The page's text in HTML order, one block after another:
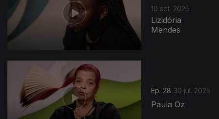
10 set. 2025
Lizidória
Mendes
Ep. 28 30 jul. 2025
Paula Oz